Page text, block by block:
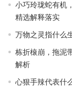
小巧玲珑蛇有机
精选解释落实
万物之灵指什么
栋折榱崩，拖泥
解析
心狠手辣代表什